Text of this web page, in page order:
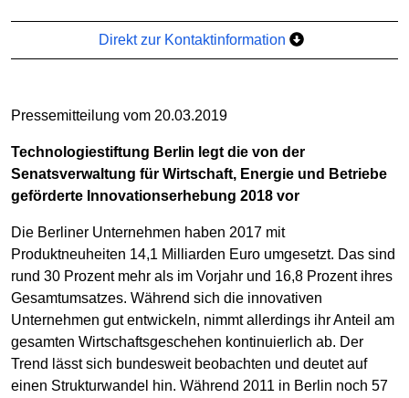
Direkt zur Kontaktinformation
Pressemitteilung vom 20.03.2019
Technologiestiftung Berlin legt die von der
Senatsverwaltung für Wirtschaft, Energie und Betriebe
geförderte Innovationserhebung 2018 vor
Die Berliner Unternehmen haben 2017 mit
Produktneuheiten 14,1 Milliarden Euro umgesetzt. Das sind
rund 30 Prozent mehr als im Vorjahr und 16,8 Prozent ihres
Gesamtumsatzes. Während sich die innovativen
Unternehmen gut entwickeln, nimmt allerdings ihr Anteil am
gesamten Wirtschaftsgeschehen kontinuierlich ab. Der
Trend lässt sich bundesweit beobachten und deutet auf
einen Strukturwandel hin. Während 2011 in Berlin noch 57